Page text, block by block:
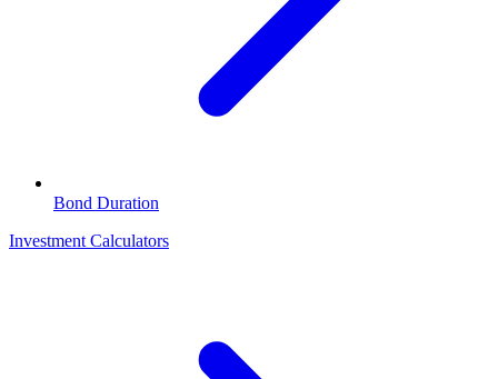
Bond Duration
Investment Calculators